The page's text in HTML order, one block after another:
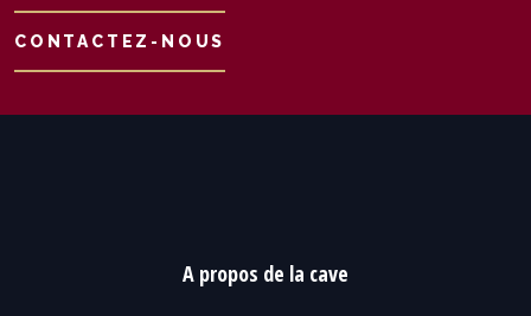
CONTACTEZ-NOUS
A propos de la cave